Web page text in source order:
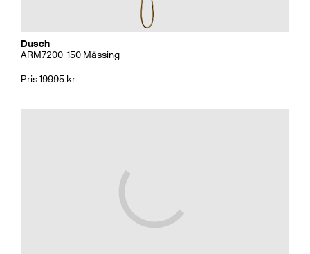
Dusch
ARM7200-150 Mässing
Pris 19995 kr